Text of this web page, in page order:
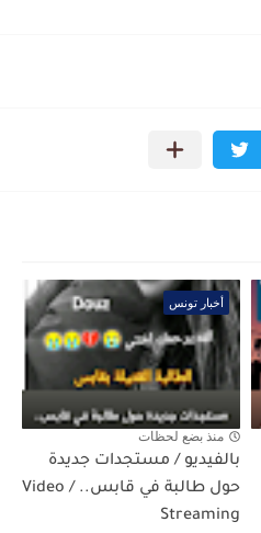
أخبار تونس
منذ بضع لحظات
بالفيديو / مستجدات جديدة
حول طالبة في قابس.. / Video
Streaming